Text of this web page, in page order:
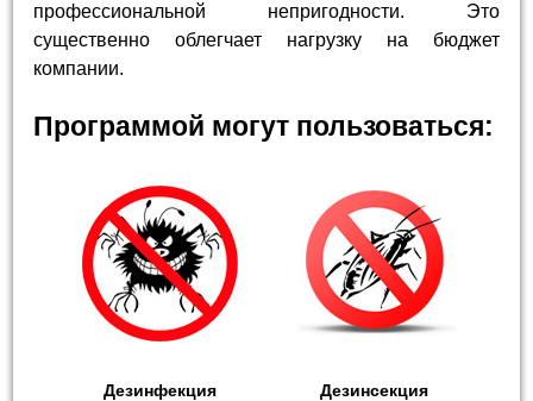
профессиональной непригодности. Это
существенно облегчает нагрузку на бюджет
компании.
Программой могут пользоваться:
Дезинфекция Дезинсекция